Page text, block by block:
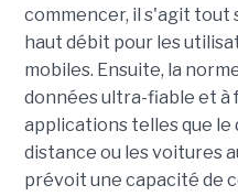
commencer, il s'agit tout
haut débit pour les
mobiles. Ensuite, la
données ultra-fiable et à
applications telles que le
distance ou les voitures
prévoit une capacité de